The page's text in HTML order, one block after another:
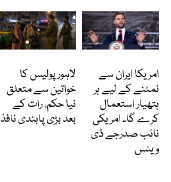
امریکا ایران سے
نمٹنے کے لیے ہر
ہتھیار استعمال
کرے گا۔ امریکی
نائب صدرجے ڈی
وینس
لاہور پولیس کا
خواتین سے متعلق
نیا حکم، رات کے
بعد بڑی پابندی نافذ